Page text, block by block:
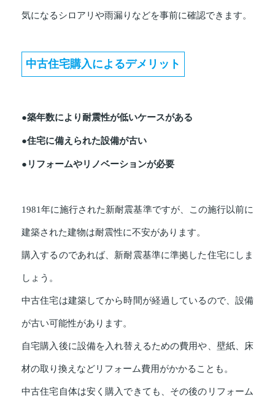
気になるシロアリや雨漏りなどを事前に確認できます。
中古住宅購入によるデメリット
●築年数により耐震性が低いケースがある
●住宅に備えられた設備が古い
●リフォームやリノベーションが必要
1981年に施行された新耐震基準ですが、この施行以前に
建築された建物は耐震性に不安があります。
購入するのであれば、新耐震基準に準拠した住宅にしま
しょう。
中古住宅は建築してから時間が経過しているので、設備
が古い可能性があります。
自宅購入後に設備を入れ替えるための費用や、壁紙、床
材の取り換えなどリフォーム費用がかかることも。
中古住宅自体は安く購入できても、その後のリフォーム